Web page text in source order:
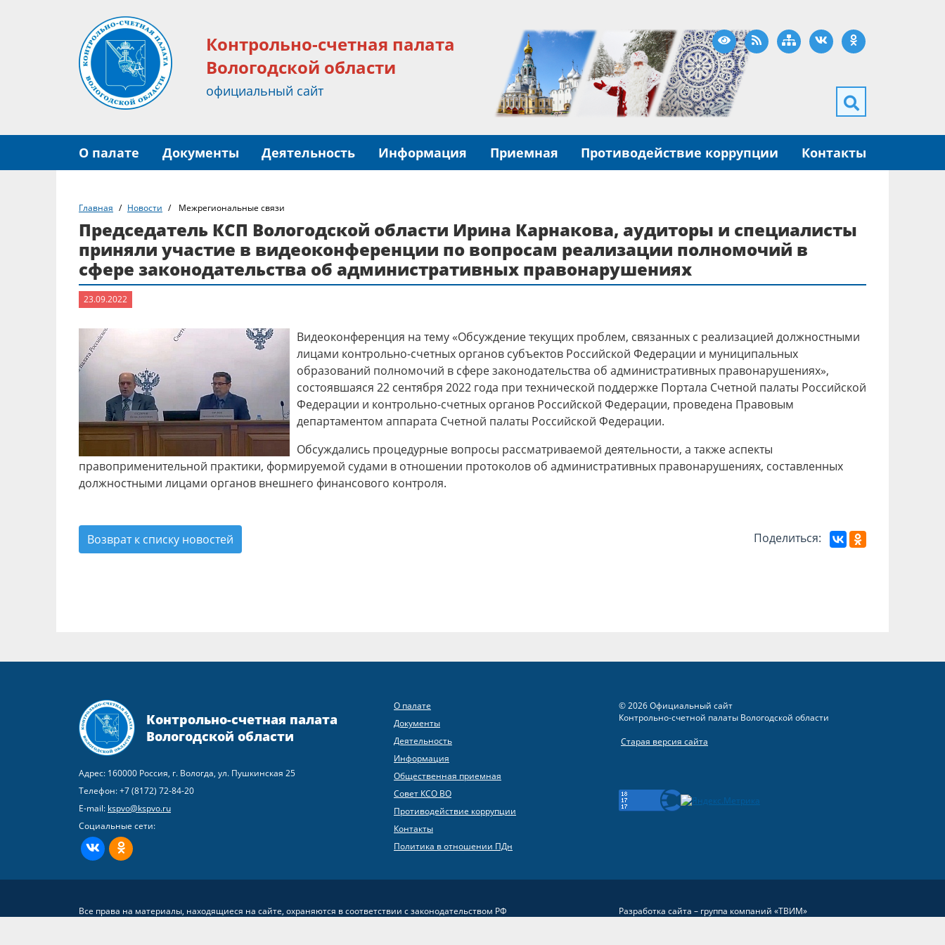
Контрольно-счетная палата
Вологодской области
официальный сайт
Версия для слабовидящих
RSS Карта сайта
ВКонтактеОдноклассники
О палате Документы Деятельность Информация Приемная Противодействие коррупции Контакты
Главная Новости Межрегиональные связи
Председатель КСП Вологодской области Ирина Карнакова, аудиторы и специалисты
приняли участие в видеоконференции по вопросам реализации полномочий в
сфере законодательства об административных правонарушениях
23.09.2022
Видеоконференция на тему «Обсуждение текущих проблем, связанных с реализацией должностными
лицами контрольно-счетных органов субъектов Российской Федерации и муниципальных
образований полномочий в сфере законодательства об административных правонарушениях»,
состоявшаяся 22 сентября 2022 года при технической поддержке Портала Счетной палаты Российской
Федерации и контрольно-счетных органов Российской Федерации, проведена Правовым
департаментом аппарата Счетной палаты Российской Федерации.
Обсуждались процедурные вопросы рассматриваемой деятельности, а также аспекты
правоприменительной практики, формируемой судами в отношении протоколов об административных правонарушениях, составленных
должностными лицами органов внешнего финансового контроля.
Возврат к списку новостей Поделиться:
Контрольно-счетная палата
Вологодской области
Адрес: 160000 Россия, г. Вологда, ул. Пушкинская 25
Телефон:+7 (8172) 72-84-20
E-mail: kspvo@kspvo.ru
Социальные сети:
ВКонтактеОдноклассники
О палате
Документы
Деятельность
Информация
Общественная приемная
Совет КСО ВО
Противодействие коррупции
Контакты
Политика в отношении ПДн
© 2026 Официальный сайт
Контрольно-счетной палаты Вологодской области
Старая версия сайта
Все права на материалы, находящиеся на сайте, охраняются в соответствии с законодательством РФ Разработка сайта – группа компаний «ТВИМ»